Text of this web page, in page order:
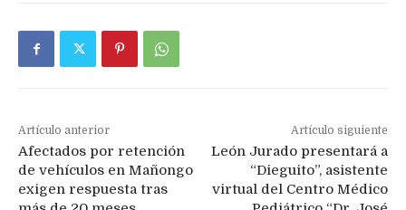
Artículo anterior
Afectados por retención
de vehículos en Mañongo
exigen respuesta tras
Artículo siguiente
León Jurado presentará a
“Dieguito”, asistente
virtual del Centro Médico